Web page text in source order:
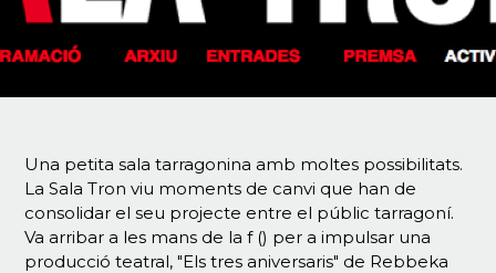
Una petita sala tarragonina amb moltes possibilitats.
La Sala Tron viu moments de canvi que han de
consolidar el seu projecte entre el públic tarragoní.
Va arribar a les mans de la f () per a impulsar una
producció teatral, "Els tres aniversaris" de Rebbeka